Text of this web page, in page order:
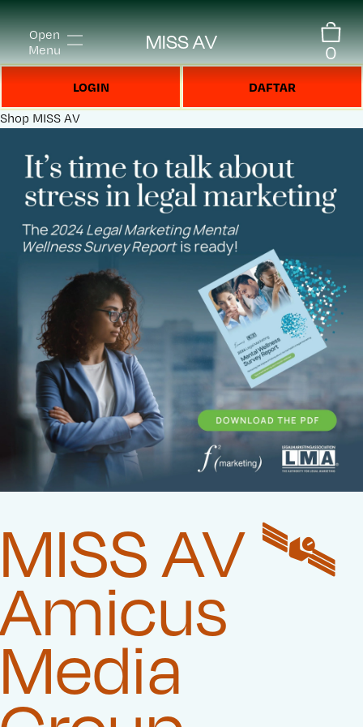
Open
Menu
MISS AV 0
LOGIN DAFTAR
Shop MISS AV
MISS AV 🛰️‍
Amicus
Media